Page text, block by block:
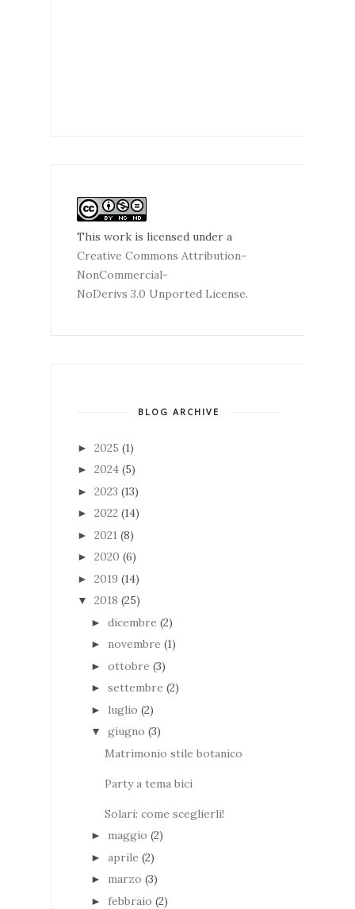
This work is licensed under a
Creative Commons Attribution-
NonCommercial-
NoDerivs 3.0 Unported License.
BLOG ARCHIVE
► 2025 (1)
► 2024 (5)
► 2023 (13)
► 2022 (14)
► 2021 (8)
► 2020 (6)
► 2019 (14)
▼ 2018 (25)
► dicembre (2)
► novembre (1)
► ottobre (3)
► settembre (2)
► luglio (2)
▼ giugno (3)
Matrimonio stile botanico
Party a tema bici
Solari: come sceglierli!
► maggio (2)
► aprile (2)
► marzo (3)
► febbraio (2)